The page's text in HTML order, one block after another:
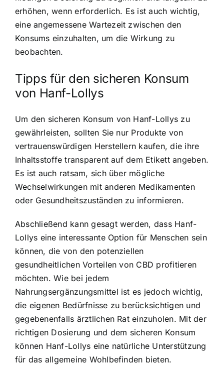
erhöhen, wenn erforderlich. Es ist auch wichtig,
eine angemessene Wartezeit zwischen den
Konsums einzuhalten, um die Wirkung zu
beobachten.
Tipps für den sicheren Konsum
von Hanf-Lollys
Um den sicheren Konsum von Hanf-Lollys zu
gewährleisten, sollten Sie nur Produkte von
vertrauenswürdigen Herstellern kaufen, die ihre
Inhaltsstoffe transparent auf dem Etikett angeben.
Es ist auch ratsam, sich über mögliche
Wechselwirkungen mit anderen Medikamenten
oder Gesundheitszuständen zu informieren.
Abschließend kann gesagt werden, dass Hanf-
Lollys eine interessante Option für Menschen sein
können, die von den potenziellen
gesundheitlichen Vorteilen von CBD profitieren
möchten. Wie bei jedem
Nahrungsergänzungsmittel ist es jedoch wichtig,
die eigenen Bedürfnisse zu berücksichtigen und
gegebenenfalls ärztlichen Rat einzuholen. Mit der
richtigen Dosierung und dem sicheren Konsum
können Hanf-Lollys eine natürliche Unterstützung
für das allgemeine Wohlbefinden bieten.